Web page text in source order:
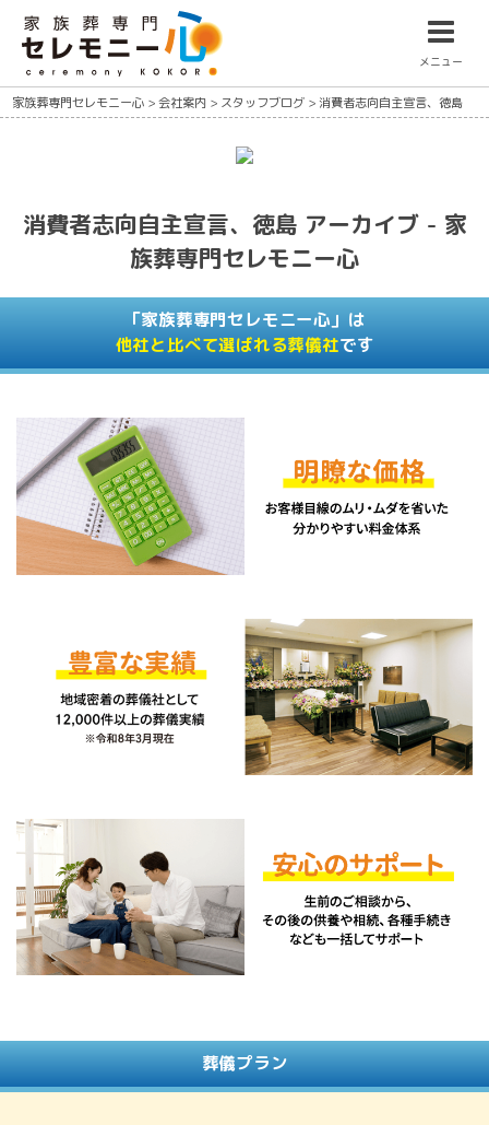
メニュー
家族葬専門セレモニー心 >会社案内 > スタッフブログ >消費者志向自主宣言、徳島
消費者志向自主宣言、徳島 アーカイブ - 家
族葬専門セレモニー心
「家族葬専門セレモニー心」は
他社と比べて選ばれる葬儀社です
葬儀プラン